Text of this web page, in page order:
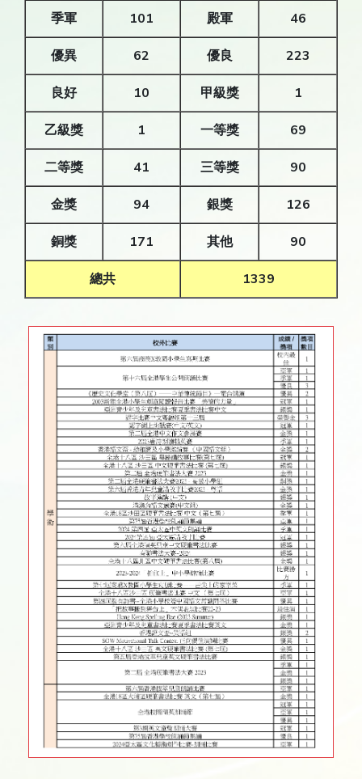
季軍 101 殿軍 46
優異 62 優良 223
良好 10 甲級獎 1
乙級獎 1 一等獎 69
二等獎 41 三等獎 90
金獎 94 銀獎 126
銅獎 171 其他 90
總共 1339